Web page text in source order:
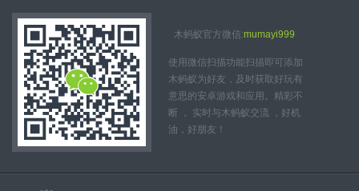
木蚂蚁官方微信:mumayi999
使用微信扫描功能扫描即可添加
木蚂蚁为好友，及时获取好玩有
意思的安卓游戏和应用。精彩不
断 ， 实时与木蚂蚁交流 ，好机
油，好朋友！